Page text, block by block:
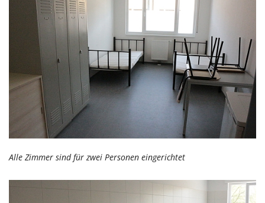
Alle Zimmer sind für zwei Personen eingerichtet